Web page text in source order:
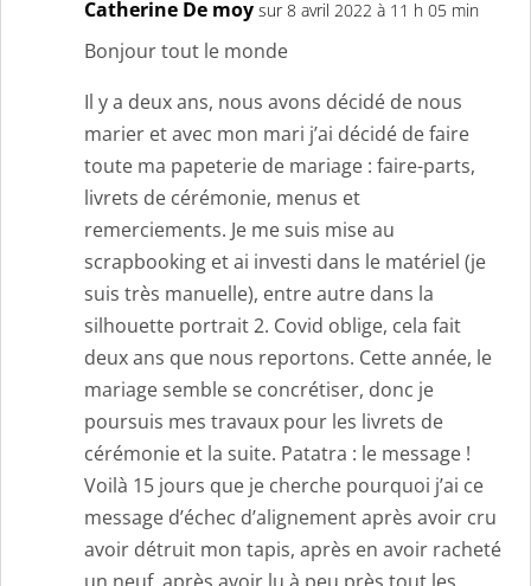
Catherine De moy sur 8 avril 2022 à 11 h 05 min
Bonjour tout le monde
Il y a deux ans, nous avons décidé de nous
marier et avec mon mari j’ai décidé de faire
toute ma papeterie de mariage : faire-parts,
livrets de cérémonie, menus et
remerciements. Je me suis mise au
scrapbooking et ai investi dans le matériel (je
suis très manuelle), entre autre dans la
silhouette portrait 2. Covid oblige, cela fait
deux ans que nous reportons. Cette année, le
mariage semble se concrétiser, donc je
poursuis mes travaux pour les livrets de
cérémonie et la suite. Patatra : le message !
Voilà 15 jours que je cherche pourquoi j’ai ce
message d’échec d’alignement après avoir cru
avoir détruit mon tapis, après en avoir racheté